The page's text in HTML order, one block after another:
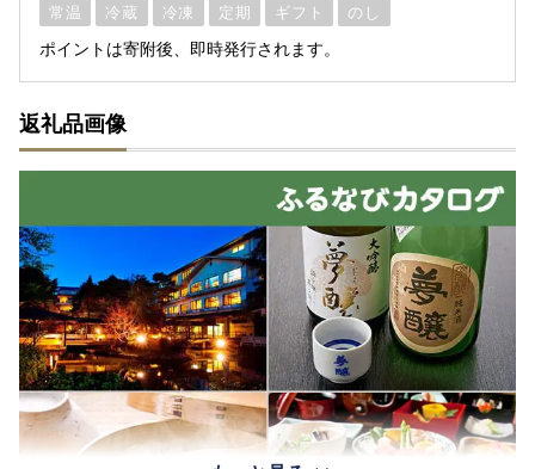
常温 冷蔵 冷凍 定期 ギフト のし
ポイントは寄附後、即時発行されます。
返礼品画像